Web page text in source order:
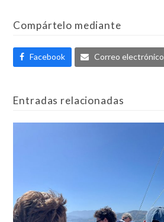
Compártelo mediante
Facebook Correo electrónico
Entradas relacionadas